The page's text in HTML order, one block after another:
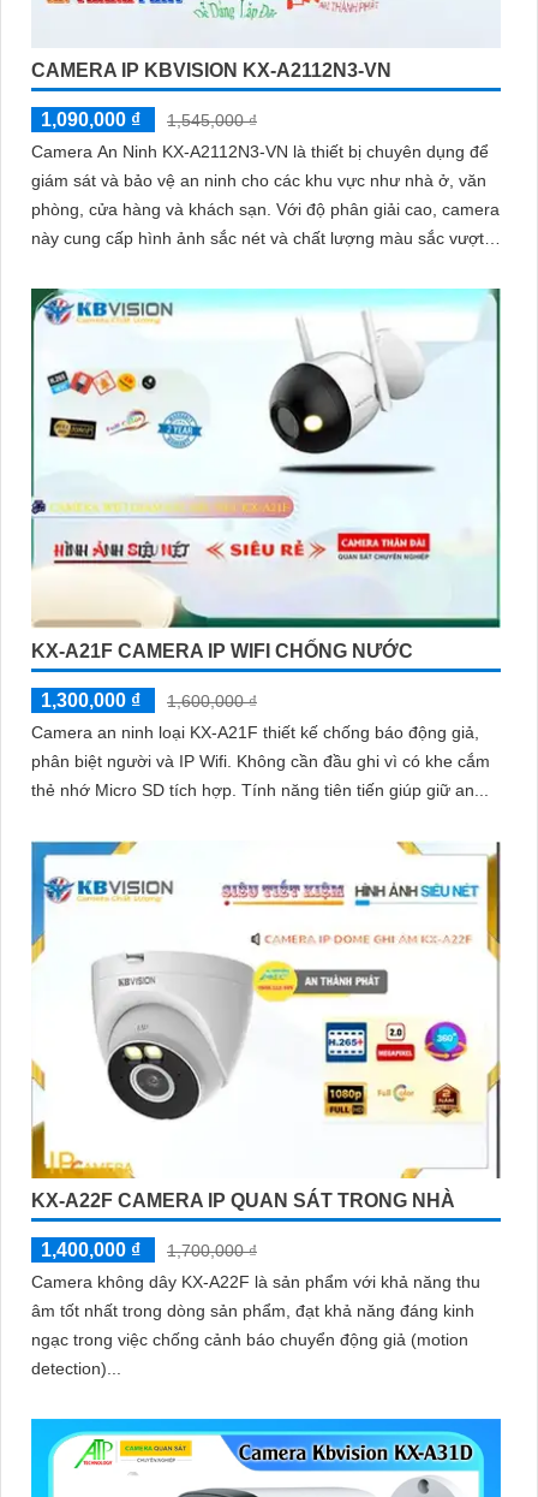
CAMERA IP KBVISION KX-A2112N3-VN
1,090,000 ₫
1,545,000 ₫
Camera An Ninh KX-A2112N3-VN là thiết bị chuyên dụng để
giám sát và bảo vệ an ninh cho các khu vực như nhà ở, văn
phòng, cửa hàng và khách sạn. Với độ phân giải cao, camera
này cung cấp hình ảnh sắc nét và chất lượng màu sắc vượt
KX-A21F CAMERA IP WIFI CHỐNG NƯỚC
1,300,000 ₫
1,600,000 ₫
Camera an ninh loại KX-A21F thiết kế chống báo động giả,
phân biệt người và IP Wifi. Không cần đầu ghi vì có khe cắm
thẻ nhớ Micro SD tích hợp. Tính năng tiên tiến giúp giữ an...
KX-A22F CAMERA IP QUAN SÁT TRONG NHÀ
1,400,000 ₫
1,700,000 ₫
Camera không dây KX-A22F là sản phẩm với khả năng thu
âm tốt nhất trong dòng sản phẩm, đạt khả năng đáng kinh
ngạc trong việc chống cảnh báo chuyển động giả (motion
detection)...